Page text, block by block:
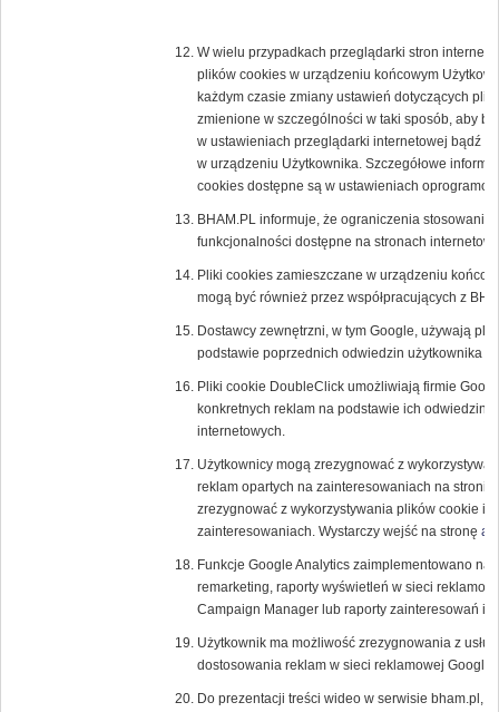
W wielu przypadkach przeglądarki stron
plików cookies w urządzeniu końcowym
każdym czasie zmiany ustawień dotyczących
zmienione w szczególności w taki sposób, aby
w ustawieniach przeglądarki internetowej bądź
w urządzeniu Użytkownika. Szczegółowe
cookies dostępne są w ustawieniach
BHAM.PL informuje, że ograniczenia stosowania
funkcjonalności dostępne na stronach
Pliki cookies zamieszczane w urządzeniu
mogą być również przez współpracujących z
Dostawcy zewnętrzni, w tym Google, używają
podstawie poprzednich odwiedzin użytkownika
Pliki cookie DoubleClick umożliwiają firmie
konkretnych reklam na podstawie ich odwiedzin
internetowych.
Użytkownicy mogą zrezygnować z
reklam opartych na zainteresowaniach na stronie
zrezygnować z wykorzystywania plików cookie
zainteresowaniach. Wystarczy wejść na stronę
Funkcje Google Analytics zaimplementowano
remarketing, raporty wyświetleń w sieci
Campaign Manager lub raporty zainteresowań i
Użytkownik ma możliwość zrezygnowania z
dostosowania reklam w sieci reklamowej Google
Do prezentacji treści wideo w serwisie bham.pl,